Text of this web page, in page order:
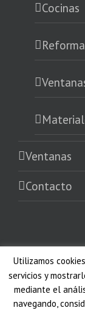
Cocinas
Ventanas
Contacto
Copyright 2017 PR
Utilizamos
servicios y
mediante el
navegando,